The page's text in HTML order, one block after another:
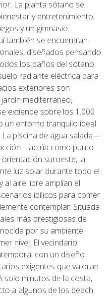
La planta sótano se
y entretenimiento,
y un gimnasio
también se encuentran
diseñados pensando
los baños del sótano
radiante eléctrica para
exteriores son
mediterráneo,
extiende sobre los 1.000
un entorno tranquilo ideal
piscina de agua salada—
como punto
suroeste, la
luz solar durante todo el
al aire libre amplían el
idílicos para comer
contemplar. Situada
más prestigiosas de
por su ambiente
nivel. El vecindario
con un diseño
exigentes que valoran
solo minutos de la costa,
a algunos de los beach